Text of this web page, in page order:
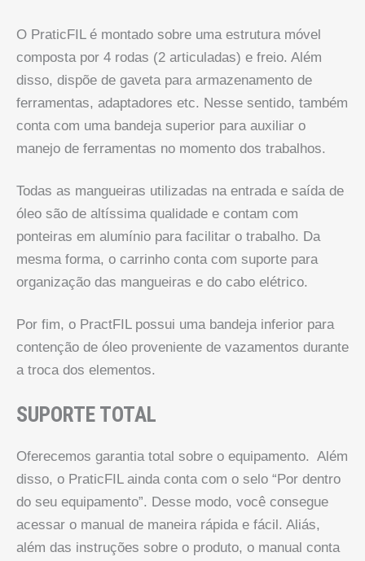
O PraticFIL é montado sobre uma estrutura móvel
composta por 4 rodas (2 articuladas) e freio. Além
disso, dispõe de gaveta para armazenamento de
ferramentas, adaptadores etc. Nesse sentido, também
conta com uma bandeja superior para auxiliar o
manejo de ferramentas no momento dos trabalhos.
Todas as mangueiras utilizadas na entrada e saída de
óleo são de altíssima qualidade e contam com
ponteiras em alumínio para facilitar o trabalho. Da
mesma forma, o carrinho conta com suporte para
organização das mangueiras e do cabo elétrico.
Por fim, o PractFIL possui uma bandeja inferior para
contenção de óleo proveniente de vazamentos durante
a troca dos elementos.
SUPORTE TOTAL
Oferecemos garantia total sobre o equipamento. Além
disso, o PraticFIL ainda conta com o selo “Por dentro
do seu equipamento”. Desse modo, você consegue
acessar o manual de maneira rápida e fácil. Aliás,
além das instruções sobre o produto, o manual conta